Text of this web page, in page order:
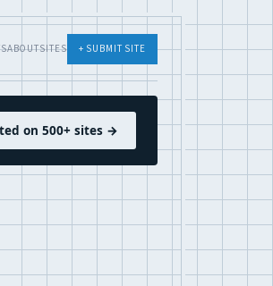
ABOUTSITES + SUBMIT SITE
on 500+ sites →